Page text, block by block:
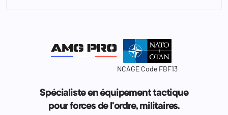
NCAGE Code FBF13
Spécialiste en équipement tactique
pour forces de l'ordre, militaires.